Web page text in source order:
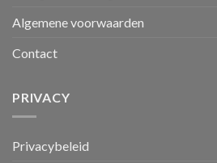
Algemene voorwaarden
Contact
PRIVACY
Privacybeleid